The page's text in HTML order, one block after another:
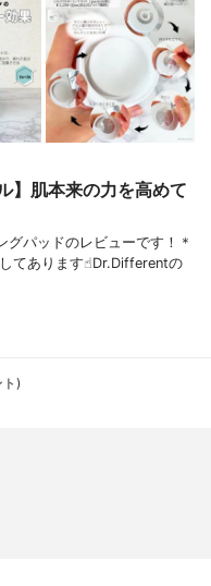
】肌本来の力を高めて
パッドのレビューです！＊
てあります☝︎Dr.Differentの
)